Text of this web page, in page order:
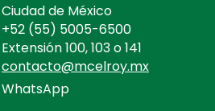
Ciudad de México
+52 (55) 5005-6500
Extensión 100, 103 o 141
contacto@mcelroy.mx
WhatsApp